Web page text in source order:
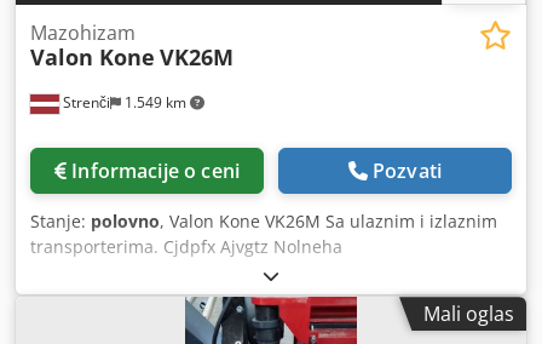
Strenči 1.549 km
Mazohizam
Valon Kone VK26M
Informacije o ceni Pozvati
Stanje: polovno, Valon Kone VK26M Sa ulaznim i izlaznim
transporterima. Cjdpfx Ajvgtz Nolneha
Mali oglas